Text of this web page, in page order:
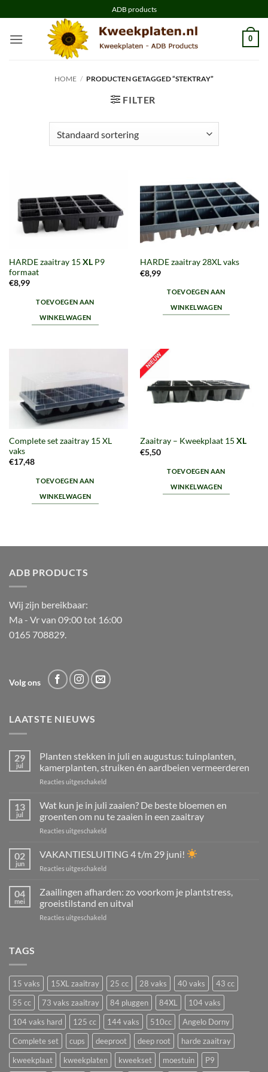
naar
inhoud
ADB products
0
HOME / PRODUCTEN GETAGGED “STEKTRAY”
FILTER
HARDE zaaitray 15 XLP9
formaat
€8,99
TOEVOEGEN AAN
WINKELWAGEN
HARDE zaaitray 28XL vaks
€8,99
TOEVOEGEN AAN
WINKELWAGEN
Complete set zaaitray 15 XL
vaks
€17,48
TOEVOEGEN AAN
WINKELWAGEN
Zaaitray – Kweekplaat 15 XL
€5,50
TOEVOEGEN AAN
WINKELWAGEN
ADB PRODUCTS
Wij zijn bereikbaar:
Ma - Vr van 09:00 tot 16:00
0165 708829.
Volg ons
LAATSTE NIEUWS
29
jul
Planten stekken in juli en augustus: tuinplanten,
kamerplanten, struiken én aardbeien vermeerderen
Reacties uitgeschakeldvoor
stekken
in
juli
en
tuinplanten,
struiken
aardbeien
vermeerderen
13
jul
Wat kun je in juli zaaien? De beste bloemen en
groenten om nu te zaaien in een zaaitray
Reacties uitgeschakeldvoor
kun
je
in
zaaien?
De
bloemen
zaaien
in
een
zaaitray
02
jun
VAKANTIESLUITING 4 t/m 29 juni!
Reacties uitgeschakeldvoor
t/m
29
juni!
04
mei
Zaailingen afharden: zo voorkom je plantstress,
groeistilstand en uitval
Reacties uitgeschakeldvoor
plantstress,
groeistilstand
en
uitval
TAGS
15 vaks 15XL zaaitray 25 cc 28 vaks 40 vaks
43 cc
55 cc
73 vaks zaaitray 84 pluggen 84XL
104 vaks
104 vaks hard
125 cc 144 vaks 510cc
Angelo Dorny
Complete set
cups deeproot deep root
harde zaaitray
kweekplaat
kweekplaten kweekset moestuin P9